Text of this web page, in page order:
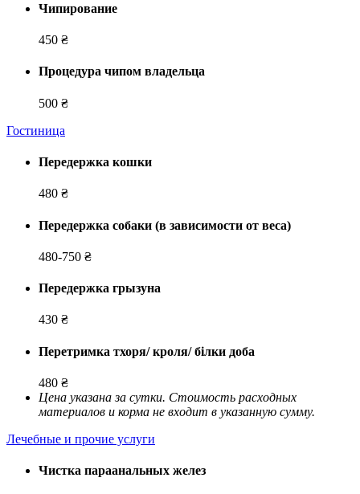
Чипирование
450 ₴
Процедура чипом владельца
500 ₴
Гостиница
Передержка кошки
480 ₴
Передержка собаки (в зависимости от веса)
480-750 ₴
Передержка грызуна
430 ₴
Перетримка тхоря/ кроля/ білки доба
480 ₴
Цена указана за сутки. Стоимость расходных
материалов и корма не входит в указанную сумму.
Лечебные и прочие услуги
Чистка параанальных желез